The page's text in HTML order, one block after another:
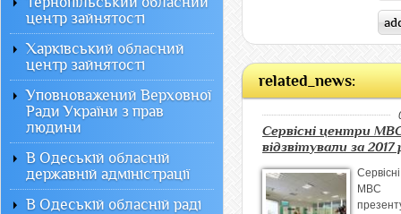
related_news:
Сервісні центри
відзвітували за 2017
МВС
центр зайнятості
Харківський обласний
центр зайнятості
Уповноважений Верховної
Ради України з прав
людини
В Одеській обласній
державній адміністрації
В Одеській обласній раді